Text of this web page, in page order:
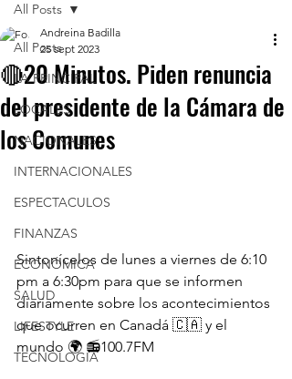
All Posts
LA PRINCIPAL
LOCALES
NACIONALES
INTERNACIONALES
ESPECTACULOS
FINANZAS
ECONÓMICA
SALUD
LIFESTYLE
TECNOLOGIA
All Posts
🔴20 Minutos. Piden renuncia
del presidente de la Cámara de
los Comunes
Andreina Badilla
25 sept 2023
Sintonícelos de lunes a viernes de 6:10
pm a 6:30pm para que se informen
diariamente sobre los acontecimientos
que ocurren en Canadá 🇨🇦 y el
mundo 🌍 📻100.7FM